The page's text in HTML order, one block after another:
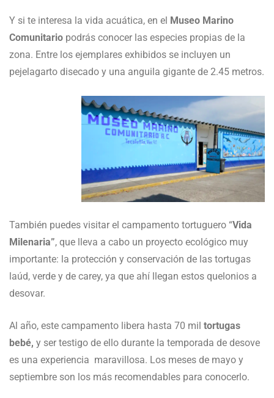
Y si te interesa la vida acuática, en el Museo Marino
Comunitario podrás conocer las especies propias de la
zona. Entre los ejemplares exhibidos se incluyen un
pejelagarto disecado y una anguila gigante de 2.45 metros.
También puedes visitar el campamento tortuguero “Vida
Milenaria”, que lleva a cabo un proyecto ecológico muy
importante: la protección y conservación de las tortugas
laúd, verde y de carey, ya que ahí llegan estos quelonios a
desovar.
Al año, este campamento libera hasta 70 mil tortugas
bebé, y ser testigo de ello durante la temporada de desove
es una experiencia maravillosa. Los meses de mayo y
septiembre son los más recomendables para conocerlo.